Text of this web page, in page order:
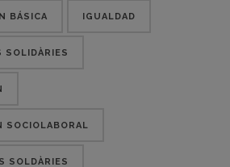
BÁSICA IGUALDAD
SOLIDÀRIES
SOCIOLABORAL
SOLDÀRIES